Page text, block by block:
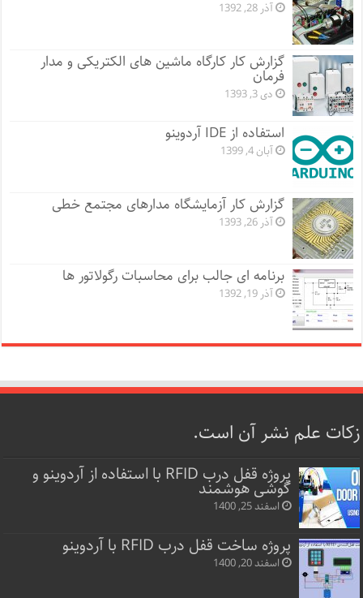
آذر 28, 1392
گزارش کار کارگاه ماشین های الکتریکی و مدار
فرمان
دی 3, 1393
استفاده از IDE آردوینو
آبان 4, 1399
گزارش کار آزمایشگاه مدارهای مجتمع خطی
آذر 26, 1393
برنامه ای جالب برای محاسبات رگولاتور ها
آذر 19, 1392
زکات علم نشر آن است.
پروژه قفل‌ درب RFID با استفاده از آردوینو و
گوشی هوشمند
اسفند 25, 1400
پروژه ساخت قفل‌ درب RFID با آردوینو
اسفند 20, 1400